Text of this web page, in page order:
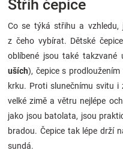
Střih čepice
Co se týká střihu a vzhledu,
z čeho vybírat. Dětské
oblíbené jsou také takzvané
uších), čepice s
krku. Proti slunečnímu svitu
velké zimě a větru nejlépe
jako jsou batolata, jsou
bradou. Čepice tak lépe drží
sundá.